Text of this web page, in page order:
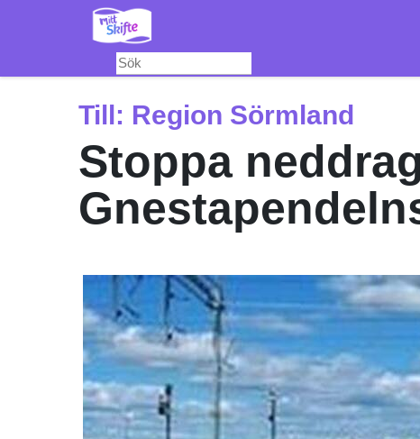
Till: Region Sörmland
Stoppa